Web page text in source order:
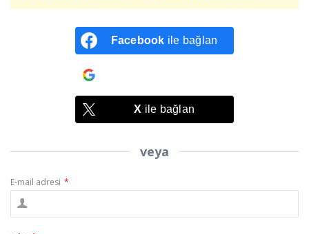
Facebook ile bağlan
X ile bağlan
veya
E-mail adresi *